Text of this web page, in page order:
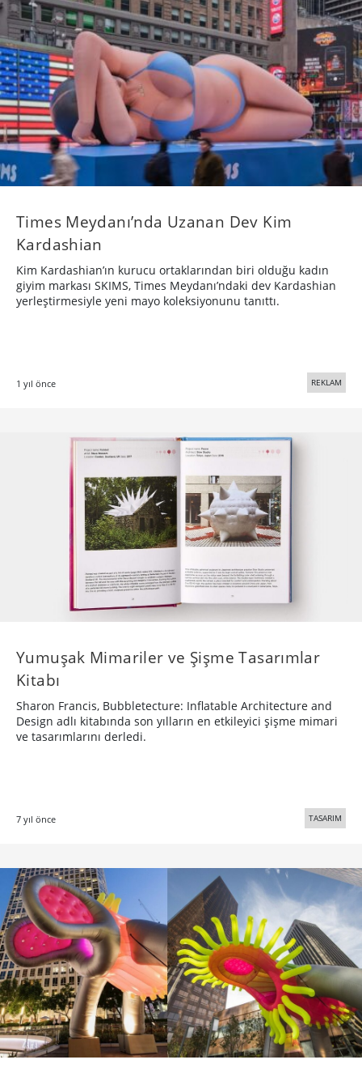
Times Meydanı’nda Uzanan Dev Kim
Kardashian
Kim Kardashian’ın kurucu ortaklarından biri olduğu kadın
giyim markası SKIMS, Times Meydanı’ndaki dev Kardashian
yerleştirmesiyle yeni mayo koleksiyonunu tanıttı.
1 yıl önce REKLAM
Yumuşak Mimariler ve Şişme Tasarımlar
Kitabı
Sharon Francis, Bubbletecture: Inflatable Architecture and
Design adlı kitabında son yılların en etkileyici şişme mimari
ve tasarımlarını derledi.
7 yıl önce TASARIM